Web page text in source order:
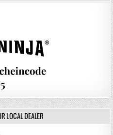
LOCAL DEALER